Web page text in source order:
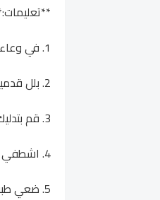
1. في وعاء صغير، اخلطي زيت الزيتون مع دقيق الشوفان المطحون والسكر البني حتى تمتزج المكونات جيدًا.
2. بلل قدميك ثم ضعي المقشر على المناطق المتشققة.
3. قم بتدليك المقشر بلطف على قدميك باستخدام حركات دائرية لبضع دقائق.
4. اشطفي قدميك بالماء الدافئ وجففيهما بالمنشفة.
5. ضعي طبقة سميكة من المرطب أو زيت الزيتون على قدميك، مع التركيز على المناطق المتشققة.